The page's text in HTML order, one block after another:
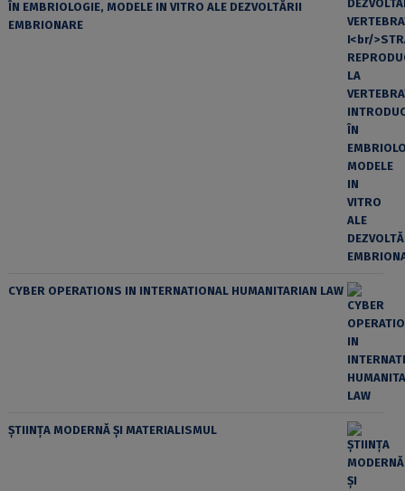
ÎN EMBRIOLOGIE, MODELE IN VITRO ALE DEZVOLTĂRII
EMBRIONARE
CYBER OPERATIONS IN INTERNATIONAL HUMANITARIAN LAW
ȘTIINȚA MODERNĂ ȘI MATERIALISMUL